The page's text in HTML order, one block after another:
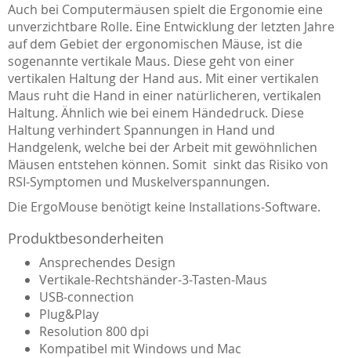
Auch bei Computermäusen spielt die Ergonomie eine
unverzichtbare Rolle. Eine Entwicklung der letzten Jahre
auf dem Gebiet der ergonomischen Mäuse, ist die
sogenannte vertikale Maus. Diese geht von einer
vertikalen Haltung der Hand aus. Mit einer vertikalen
Maus ruht die Hand in einer natürlicheren, vertikalen
Haltung. Ähnlich wie bei einem Händedruck. Diese
Haltung verhindert Spannungen in Hand und
Handgelenk, welche bei der Arbeit mit gewöhnlichen
Mäusen entstehen können. Somit sinkt das Risiko von
RSI-Symptomen und Muskelverspannungen.
Die ErgoMouse benötigt keine Installations-Software.
Produktbesonderheiten
Ansprechendes Design
Vertikale-Rechtshänder-3-Tasten-Maus
USB-connection
Plug&Play
Resolution 800 dpi
Kompatibel mit Windows und Mac